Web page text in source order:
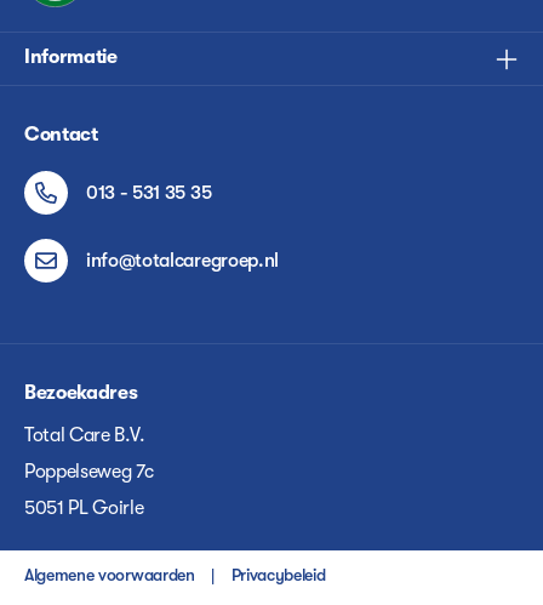
Informatie
Contact
013 - 531 35 35
info@totalcaregroep.nl
Bezoekadres
Total Care B.V.
Poppelseweg 7c
5051 PL Goirle
Algemene voorwaarden Privacybeleid